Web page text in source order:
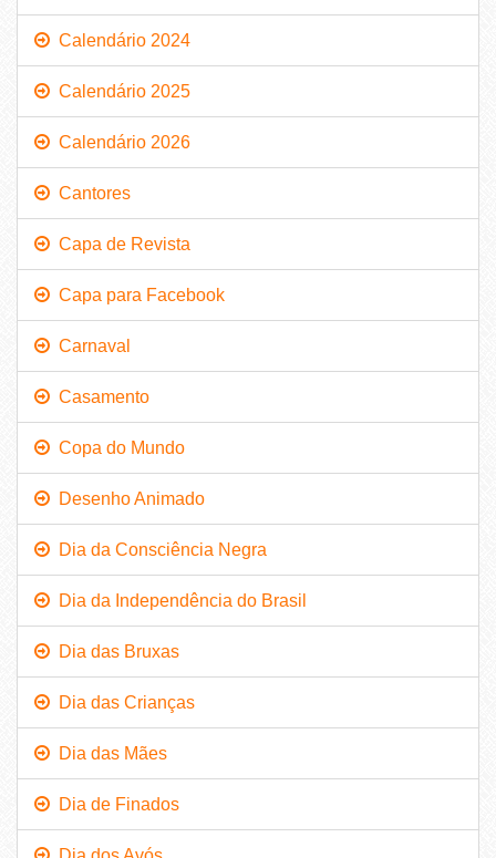
Calendário 2024
Calendário 2025
Calendário 2026
Cantores
Capa de Revista
Capa para Facebook
Carnaval
Casamento
Copa do Mundo
Desenho Animado
Dia da Consciência Negra
Dia da Independência do Brasil
Dia das Bruxas
Dia das Crianças
Dia das Mães
Dia de Finados